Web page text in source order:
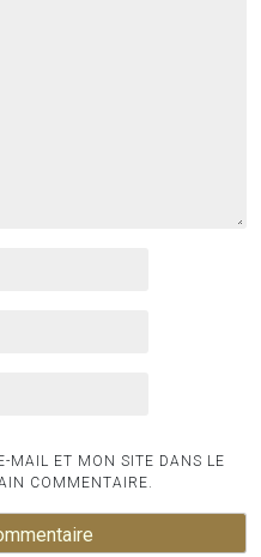
MAIL ET MON SITE DANS LE
COMMENTAIRE.